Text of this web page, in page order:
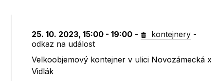
25. 10. 2023, 15:00 - 19:00 - kontejnery -
odkaz na událost
Velkoobjemový kontejner v ulici Novozámecká x
Vidlák